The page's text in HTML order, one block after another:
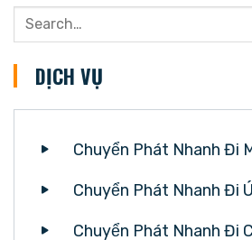
DỊCH VỤ
Chuyển Phát Nhanh Đi
Chuyển Phát Nhanh Đi
Chuyển Phát Nhanh Đi